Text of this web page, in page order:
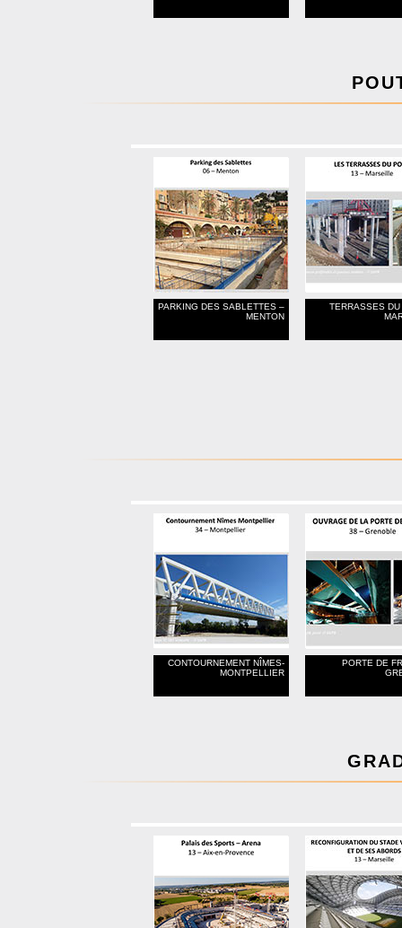
PARKING DES SABLETTES –
MENTON
TERRASSES
CONTOURNEMENT NÎMES-
MONTPELLIER
PORTE DE